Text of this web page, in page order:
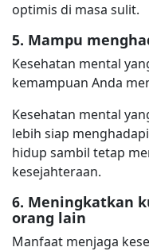
optimis di masa sulit.
5. Mampu
Kesehatan mental
kemampuan Anda
Kesehatan mental
lebih siap
hidup sambil tetap
kesejahteraan.
6. Meningkatkan
orang lain
Manfaat menjaga